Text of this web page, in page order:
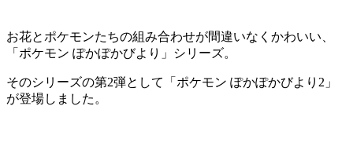
お花とポケモンたちの組み合わせが間違いなくかわいい、
「ポケモン ぽかぽかびより」シリーズ。
そのシリーズの第2弾として「ポケモン ぽかぽかびより2」
が登場しました。